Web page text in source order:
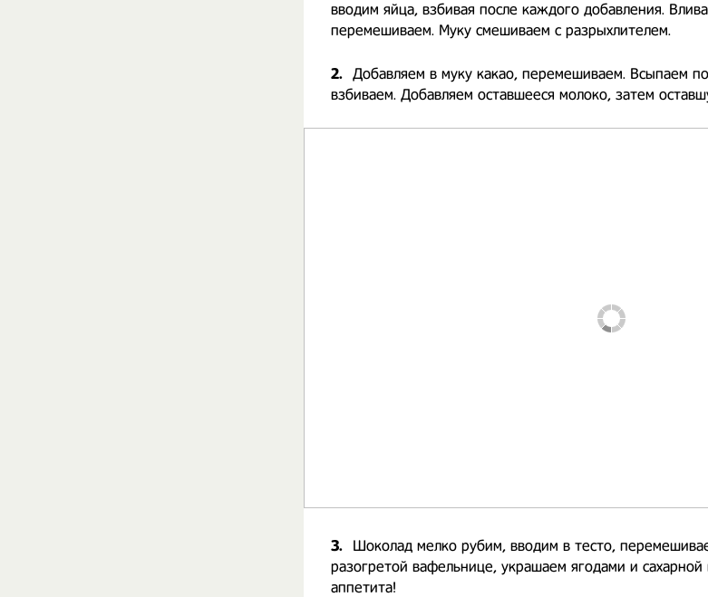
вводим яйца, взбивая после каждого добавления.
перемешиваем. Муку смешиваем с разрыхлителем.
2. Добавляем в муку какао, перемешиваем. Всыпаем
взбиваем. Добавляем оставшееся молоко, затем
3. Шоколад мелко рубим, вводим в тесто,
разогретой вафельнице, украшаем ягодами и
аппетита!